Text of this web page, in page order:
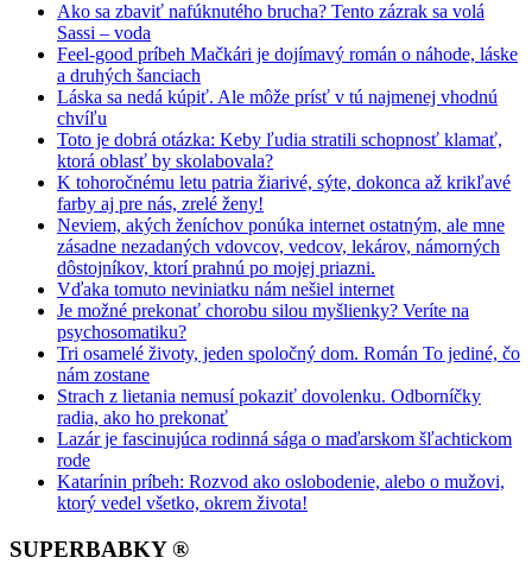
Ako sa zbaviť nafúknutého brucha? Tento zázrak sa volá
Sassi – voda
Feel-good príbeh Mačkári je dojímavý román o náhode, láske
a druhých šanciach
Láska sa nedá kúpiť. Ale môže prísť v tú najmenej vhodnú
chvíľu
Toto je dobrá otázka: Keby ľudia stratili schopnosť klamať,
ktorá oblasť by skolabovala?
K tohoročnému letu patria žiarivé, sýte, dokonca až krikľavé
farby aj pre nás, zrelé ženy!
Neviem, akých ženíchov ponúka internet ostatným, ale mne
zásadne nezadaných vdovcov, vedcov, lekárov, námorných
dôstojníkov, ktorí prahnú po mojej priazni.
Vďaka tomuto neviniatku nám nešiel internet
Je možné prekonať chorobu silou myšlienky? Veríte na
psychosomatiku?
Tri osamelé životy, jeden spoločný dom. Román To jediné, čo
nám zostane
Strach z lietania nemusí pokaziť dovolenku. Odborníčky
radia, ako ho prekonať
Lazár je fascinujúca rodinná sága o maďarskom šľachtickom
rode
Katarínin príbeh: Rozvod ako oslobodenie, alebo o mužovi,
ktorý vedel všetko, okrem života!
SUPERBABKY ®